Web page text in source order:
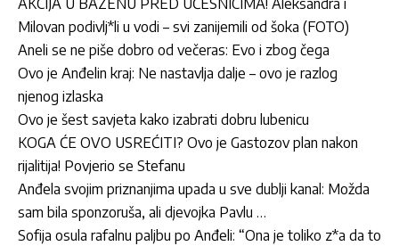
AKCIJA U BAZENU PRED UČESNICIMA! Aleksandra i
Milovan podivlj*li u vodi – svi zanijemili od šoka (FOTO)
Aneli se ne piše dobro od večeras: Evo i zbog čega
Ovo je Anđelin kraj: Ne nastavlja dalje – ovo je razlog
njenog izlaska
Ovo je šest savjeta kako izabrati dobru lubenicu
KOGA ĆE OVO USREĆITI? Ovo je Gastozov plan nakon
rijalitija! Povjerio se Stefanu
Anđela svojim priznanjima upada u sve dublji kanal: Možda
sam bila sponzoruša, ali djevojka Pavlu …
Sofija osula rafalnu paljbu po Anđeli: “Ona je toliko z*a da to